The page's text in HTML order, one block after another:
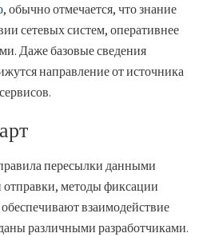
, обычно отмечается, что знание
сетевых систем, оперативнее
Даже базовые сведения
направление от источника
пересылки данными
отправки, методы фиксации
взаимодействие
различными разработчиками.